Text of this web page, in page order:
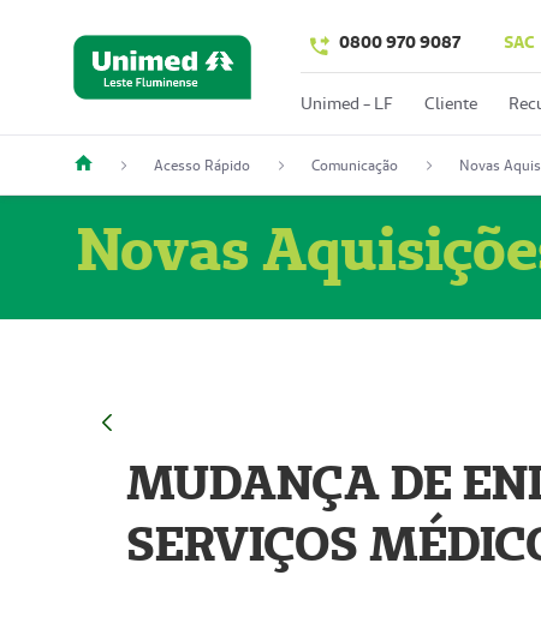
0800 970 9087 SAC
Unimed - LF Cliente
Acesso Rápido Comunicação Novas
Novas
MUDANÇA DE
SERVIÇOS